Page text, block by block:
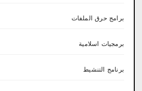
برامج حرق الملفات
برمجيات اسلامية
برنامج التنشيط